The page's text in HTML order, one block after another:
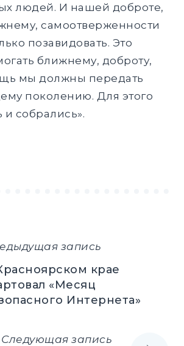
людей. И нашей доброте,
самоотверженности
позавидовать. Это
ближнему, доброту,
мы должны передать
поколению. Для этого
и собрались».
запись
крае
«Месяц
Интернета»
Следующая запись